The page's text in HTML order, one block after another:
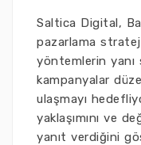
Saltica Digital,
pazarlama
yöntemlerin
kampanyalar
ulaşmayı
yaklaşımını ve
yanıt verdiğini